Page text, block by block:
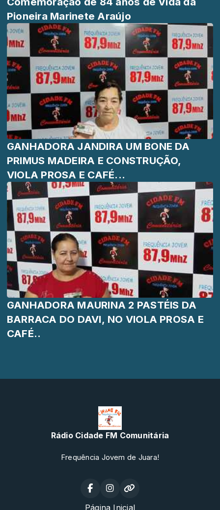
Pioneira Marinete Araújo
GANHADORA JANDIRA UM BONE DA
PRIMUS MADEIRA E CONSTRUÇÃO,
VIOLA PROSA E CAFÉ...
GANHADORA MAURINA 2 PASTÉIS DA
BARRACA DO DAVI, NO VIOLA PROSA E
CAFÉ..
Rádio Cidade FM Comunitária
Frequência Jovem de Juara!
Página Inicial